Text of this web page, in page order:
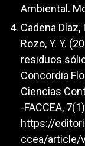
Ambiental.
Cadena Díaz,
Rozo, Y. Y.
residuos
Concordia
Ciencias
-FACCEA,
https://
ccea/article/